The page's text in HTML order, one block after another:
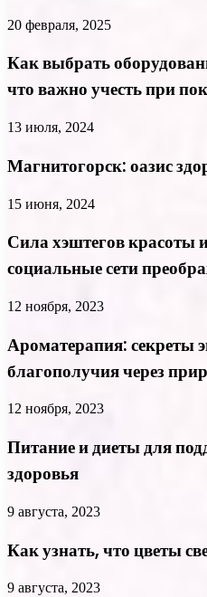
20 февраля, 2025
Как выбрать
что важно учесть при
13 июля, 2024
Магнитогорск: оазис
15 июня, 2024
Сила хэштегов красоты
социальные сети
12 ноября, 2023
Ароматерапия: секреты
благополучия через
12 ноября, 2023
Питание и диеты для
здоровья
9 августа, 2023
Как узнать, что цветы
9 августа, 2023